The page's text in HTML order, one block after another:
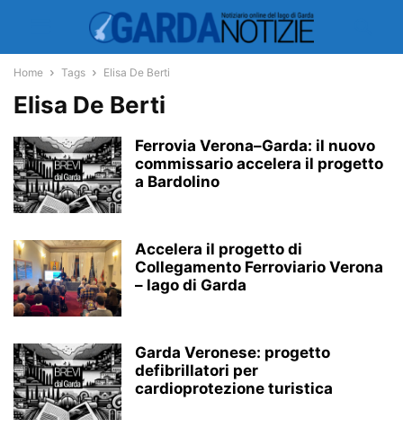
Home Tags Elisa De Berti
Elisa De Berti
Ferrovia Verona–Garda: il nuovo
commissario accelera il progetto
a Bardolino
Accelera il progetto di
Collegamento Ferroviario Verona
– lago di Garda
Garda Veronese: progetto
defibrillatori per
cardioprotezione turistica